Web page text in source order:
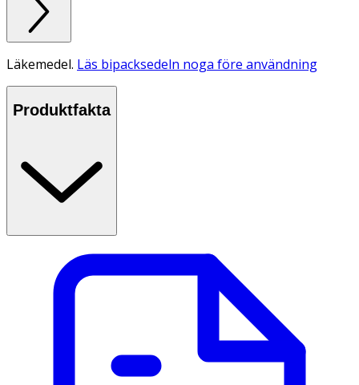
Läkemedel. Läs bipacksedeln noga före användning
Produktfakta